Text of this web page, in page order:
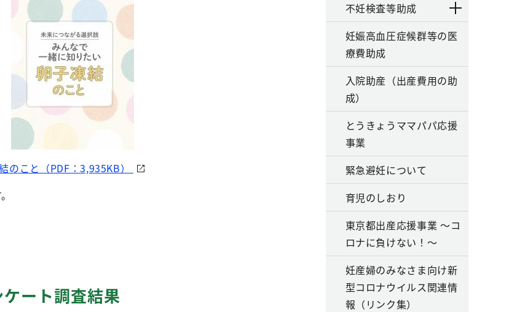
のこと（PDF：3,935KB）
ート調査結果
不妊検査等助成
妊娠高血圧症候群等の医
療費助成
入院助産（出産費用の助
成）
とうきょうママパパ応援
事業
緊急避妊について
育児のしおり
東京都出産応援事業 ～コ
ロナに負けない！～
妊産婦のみなさま向け新
型コロナウイルス関連情
報（リンク集）